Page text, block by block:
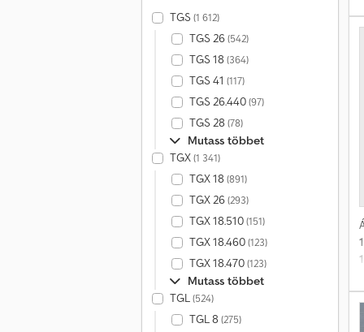
TGS (1 612)
TGS 26(542)
TGS 18 (364)
TGS 41 (117)
TGS 26.440(97)
TGS 28 (78)
Mutass többet
TGX(1 341)
TGX 18 (891)
TGX 26(293)
TGX 18.510(151)
TGX 18.460(123)
TGX 18.470(123)
Mutass többet
TGL(524)
TGL 8 (275)